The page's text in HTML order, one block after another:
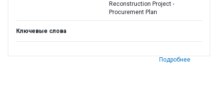
Reconstruction Project -
Procurement Plan
Ключевые слова
Подробнее